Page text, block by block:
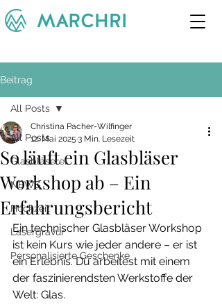
Beitrag
All Posts
Glasbläserei
NEWS
Hochzeit
Lasergravur
Personalisierte Geschenke
All Posts
So läuft ein Glasbläser
Workshop ab – Ein
Erfahrungsbericht
Christina Pacher-Wilfinger
12. Mai 2025 3 Min. Lesezeit
Ein technischer Glasbläser Workshop
ist kein Kurs wie jeder andere – er ist
ein Erlebnis. Du arbeitest mit einem
der faszinierendsten Werkstoffe der
Welt: Glas.